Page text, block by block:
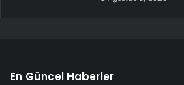
En Güncel Haberler